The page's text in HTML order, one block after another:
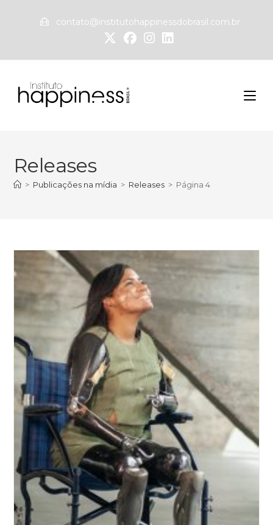
contato@institutohappinessdobrasil.com.br
Releases
> Publicações na mídia > Releases > Página 4